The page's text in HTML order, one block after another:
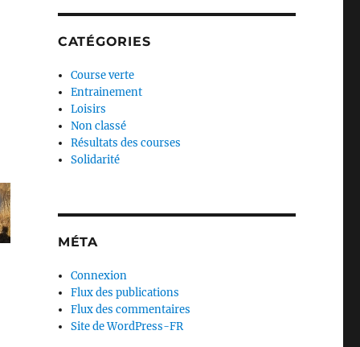
CATÉGORIES
Course verte
Entrainement
Loisirs
Non classé
Résultats des courses
Solidarité
MÉTA
Connexion
Flux des publications
Flux des commentaires
Site de WordPress-FR